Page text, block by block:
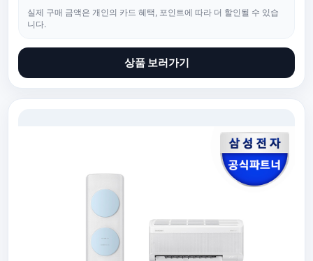
실제 구매 금액은 개인의 카드 혜택, 포인트에 따라 더 할인될 수 있습
니다.
상품 보러가기